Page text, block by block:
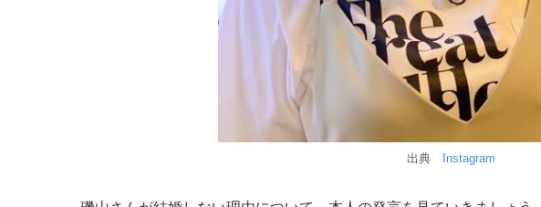
出典 Instagram